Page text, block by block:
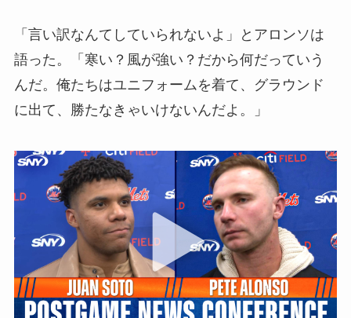
「言い訳なんてしていられないよ」とアロンソは
語った。「寒い？風が強い？だから何だっていう
んだ。俺たちはユニフォームを着て、グラウンド
に出て、勝たなきゃいけないんだよ。」